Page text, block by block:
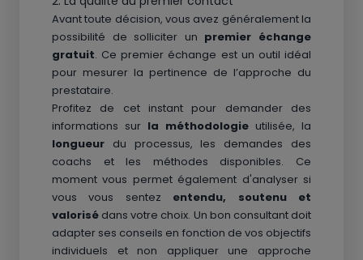
Avant toute décision, vous avez généralement la
possibilité de solliciter un premier échange
gratuit. Ce premier échange est un outil idéal
pour mesurer la pertinence de l’approche du
prestataire.
Profitez de cet instant pour demander des
informations sur la méthodologie utilisée, la
longueur du processus, les demandes des
coachs et les méthodes disponibles. Ce
moment vous permet également d'analyser si
vous vous sentez entendu, soutenu et
valorisé dans votre choix. Un bon consultant doit
adapter ses conseils en fonction de vos objectifs
individuels et non appliquer une approche